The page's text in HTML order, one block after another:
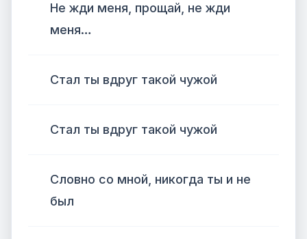
Не жди меня, прощай, не жди
меня…
Стал ты вдруг такой чужой
Стал ты вдруг такой чужой
Словно со мной, никогда ты и не
был